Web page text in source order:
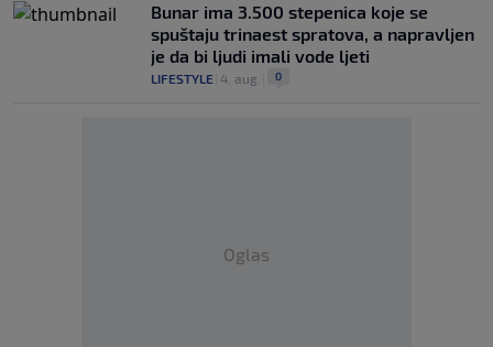
Bunar imа 3.500 stepenica koje se
spuštaju trinaest spratova, a napravljen
je da bi ljudi imali vode ljeti
LIFESTYLE 4. aug. 0
Oglas